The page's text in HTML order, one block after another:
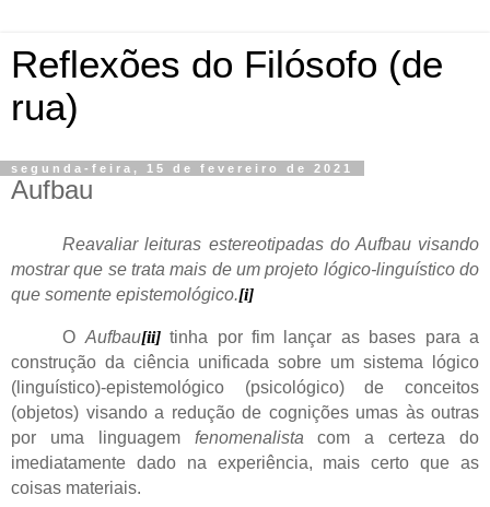
Reflexões do Filósofo (de
rua)
segunda-feira, 15 de fevereiro de 2021
Aufbau
Reavaliar leituras estereotipadas do Aufbau visando
mostrar que se trata mais de um projeto lógico-linguístico do
que somente epistemológico.[i]
O Aufbau[ii]tinha por fim lançar as bases para a
construção da ciência unificada sobre um sistema lógico
(linguístico)-epistemológico (psicológico) de conceitos
(objetos) visando a redução de cognições umas às outras
por uma linguagem fenomenalista com a certeza do
imediatamente dado na experiência, mais certo que as
coisas materiais.